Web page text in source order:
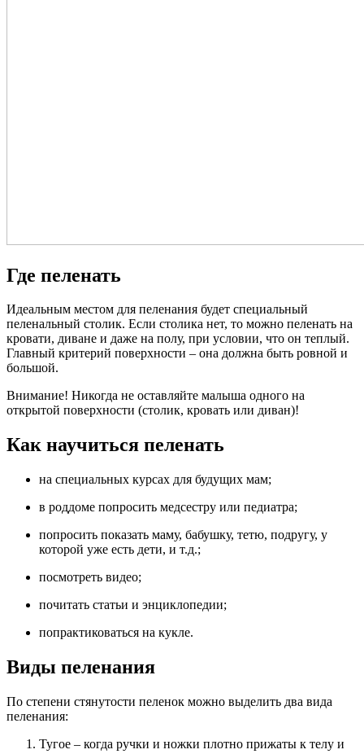
Где пеленать
Идеальным местом для пеленания будет специальный
пеленальный столик. Если столика нет, то можно пеленать на
кровати, диване и даже на полу, при условии, что он теплый.
Главный критерий поверхности – она должна быть ровной и
большой.
Внимание! Никогда не оставляйте малыша одного на
открытой поверхности (столик, кровать или диван)!
Как научиться пеленать
на специальных курсах для будущих мам;
в роддоме попросить медсестру или педиатра;
попросить показать маму, бабушку, тетю, подругу, у
которой уже есть дети, и т.д.;
посмотреть видео;
почитать статьи и энциклопедии;
попрактиковаться на кукле.
Виды пеленания
По степени стянутости пеленок можно выделить два вида
пеленания:
Тугое – когда ручки и ножки плотно прижаты к телу и